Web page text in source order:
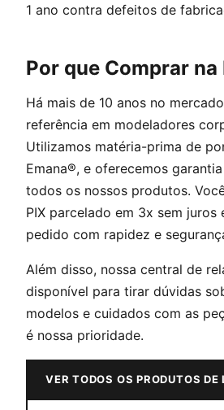
1 ano contra defeitos de
Por que Comprar na
Há mais de 10 anos no
referência em modeladores
Utilizamos matéria-prima de
Emana®, e oferecemos
todos os nossos produtos.
PIX parcelado em 3x sem juros
pedido com rapidez e
Além disso, nossa central de
disponível para tirar dúvidas
modelos e cuidados com as
é nossa prioridade.
VER TODOS OS PRODUTOS